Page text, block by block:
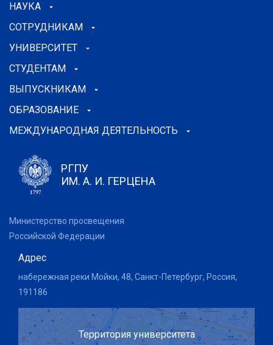
НАУКА
СОТРУДНИКАМ
УНИВЕРСИТЕТ
СТУДЕНТАМ
ВЫПУСКНИКАМ
ОБРАЗОВАНИЕ
МЕЖДУНАРОДНАЯ ДЕЯТЕЛЬНОСТЬ
РГПУ
ИМ. А. И. ГЕРЦЕНА
Министерство просвещения
Российской Федерации
Адрес
набережная реки Мойки, 48, Санкт-Петербург, Россия,
191186
Территория университета